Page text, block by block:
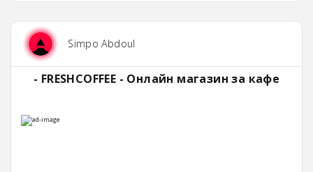
Simpo Abdoul
- FRESHCOFFEE - Онлайн магазин за кафе